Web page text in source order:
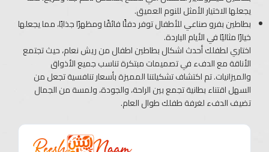
يجعلها الاختيار الأمثل للنوم العميق.
بطاطين بفرو صناعي للأطفال توفر دفئًا فائقًا ومظهرًا جذابًا، مما يجعلها
خيارًا مثاليًا في الأيام الباردة.
اختاري لطفلك أحدث اشكال بطاطين اطفال​ من ريش نعام، حيث تجتمع
الأناقة مع الدفء في تصميمات مبتكرة تناسب جميع الأذواق
والميزانيات. تم اكتشاف تشكيلتنا المميزة بأسعار تنافسية تجعل من
السهل اقتناء بطانية تجمع بين الراحة، والجودة، ولمسة من الجمال
تضيف الدفء لغرفة طفلك طوال العام.